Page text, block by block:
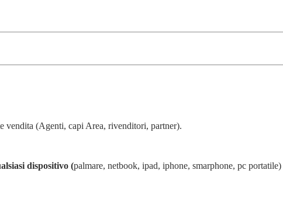
vendita (Agenti, capi Area, rivenditori, partner).
dispositivo (palmare, netbook, ipad, iphone, smarphone, pc portatile)